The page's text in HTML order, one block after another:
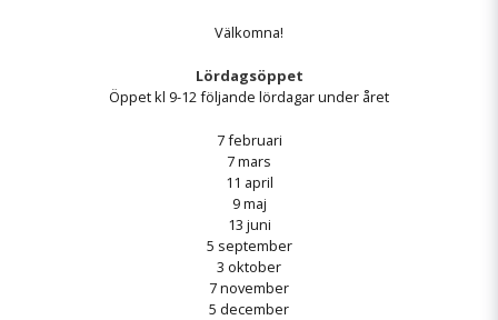
Välkomna!
Lördagsöppet
Öppet kl 9-12 följande lördagar under året
7 februari
7 mars
11 april
9 maj
13 juni
5 september
3 oktober
7 november
5 december